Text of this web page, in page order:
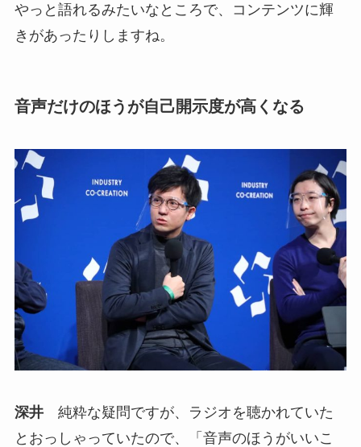
やっと語れるみたいなところで、コンテンツに輝
きがあったりしますね。
音声だけのほうが自己開示度が高くなる
深井純粋な疑問ですが、ラジオを聴かれていた
とおっしゃっていたので、「音声のほうがいいこ